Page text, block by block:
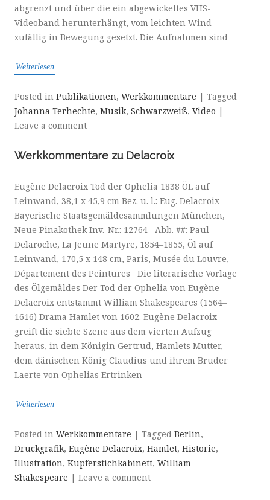
abgrenzt und über die ein abgewickeltes VHS-
Videoband herunterhängt, vom leichten Wind
zufällig in Bewegung gesetzt. Die Aufnahmen sind
Weiterlesen
Posted in Publikationen, Werkkommentare | Tagged
Johanna Terhechte, Musik, Schwarzweiß, Video |
Leave a comment
Werkkommentare zu Delacroix
Eugène Delacroix Tod der Ophelia 1838 ÖL auf
Leinwand, 38,1 x 45,9 cm Bez. u. l.: Eug. Delacroix
Bayerische Staatsgemäldesammlungen München,
Neue Pinakothek Inv.-Nr.: 12764 Abb. ##: Paul
Delaroche, La Jeune Martyre, 1854–1855, Öl auf
Leinwand, 170,5 x 148 cm, Paris, Musée du Louvre,
Département des Peintures Die literarische Vorlage
des Ölgemäldes Der Tod der Ophelia von Eugène
Delacroix entstammt William Shakespeares (1564–
1616) Drama Hamlet von 1602. Eugène Delacroix
greift die siebte Szene aus dem vierten Aufzug
heraus, in dem Königin Gertrud, Hamlets Mutter,
dem dänischen König Claudius und ihrem Bruder
Laerte von Ophelias Ertrinken
Weiterlesen
Posted in Werkkommentare | Tagged Berlin,
Druckgrafik, Eugène Delacroix, Hamlet, Historie,
Illustration, Kupferstichkabinett, William
Shakespeare | Leave a comment